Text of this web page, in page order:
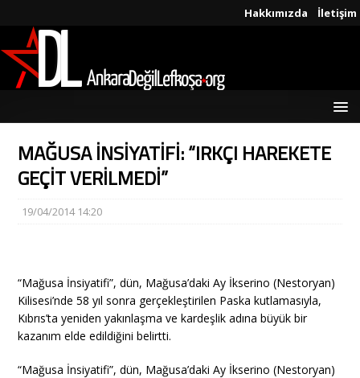
Hakkımızda İletişim
MAĞUSA İNSİYATİFİ: “IRKÇI HAREKETE
GEÇİT VERİLMEDİ”
19/04/2014 14:20
“Mağusa İnsiyatifi”, dün, Mağusa’daki Ay İkserino (Nestoryan)
Kilisesi’nde 58 yıl sonra gerçekleştirilen Paska kutlamasıyla,
Kıbrıs’ta yeniden yakınlaşma ve kardeşlik adına büyük bir
kazanım elde edildiğini belirtti.
“Mağusa İnsiyatifi”, dün, Mağusa’daki Ay İkserino (Nestoryan)